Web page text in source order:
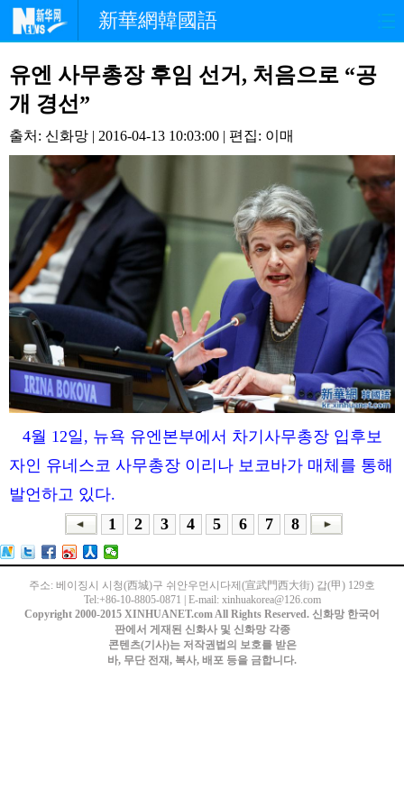
新華網韓國語
홈페이지 최신뉴스 정치
경제
중한교류 핫 TV 문화
연예 오피니언
생생 중국어
유엔 사무총장 후임 선거, 처음으로 “공
개 경선”
출처: 신화망 | 2016-04-13 10:03:00 | 편집: 이매
4월 12일, 뉴욕 유엔본부에서 차기사무총장 입후보
자인 유네스코 사무총장 이리나 보코바가 매체를 통해
발언하고 있다.
1
2 3 4 5 6 7 8
주소: 베이징시 시청(西城)구 쉬안우먼시다제(宣武門西大街) 갑(甲) 129호
Tel:+86-10-8805-0871 | E-mail: xinhuakorea@126.com
Copyright 2000-2015 XINHUANET.com All Rights Reserved. 신화망 한국어
판에서 게재된 신화사 및 신화망 각종
콘텐츠(기사)는 저작권법의 보호를 받은
바, 무단 전재, 복사, 배포 등을 금합니다.